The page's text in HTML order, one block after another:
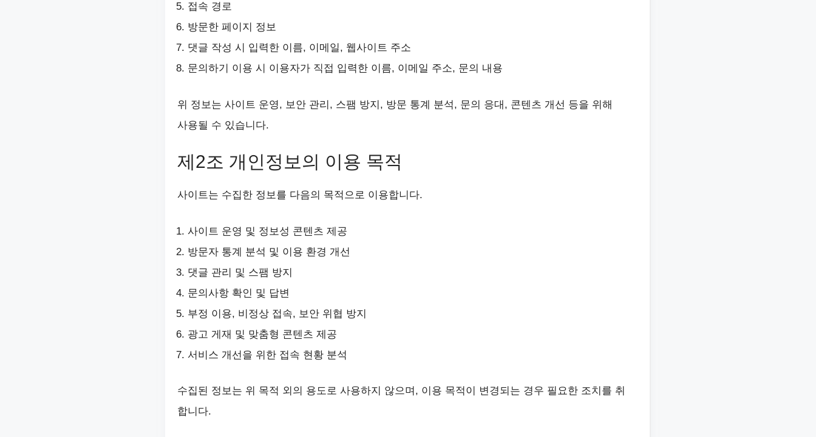
접속 경로
방문한 페이지 정보
댓글 작성 시 입력한 이름, 이메일, 웹사이트 주소
문의하기 이용 시 이용자가 직접 입력한 이름, 이메일 주소, 문의 내용
위 정보는 사이트 운영, 보안 관리, 스팸 방지, 방문 통계 분석, 문의 응대, 콘텐츠 개선 등을 위해
사용될 수 있습니다.
제2조 개인정보의 이용 목적
사이트는 수집한 정보를 다음의 목적으로 이용합니다.
사이트 운영 및 정보성 콘텐츠 제공
방문자 통계 분석 및 이용 환경 개선
댓글 관리 및 스팸 방지
문의사항 확인 및 답변
부정 이용, 비정상 접속, 보안 위협 방지
광고 게재 및 맞춤형 콘텐츠 제공
서비스 개선을 위한 접속 현황 분석
수집된 정보는 위 목적 외의 용도로 사용하지 않으며, 이용 목적이 변경되는 경우 필요한 조치를 취
합니다.